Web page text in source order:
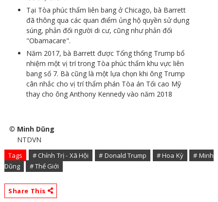
Tại Tòa phúc thẩm liên bang ở Chicago, bà Barrett
đã thông qua các quan điểm ủng hộ quyền sử dụng
súng, phản đối người di cư, cũng như phản đối
"Obamacare".
Năm 2017, bà Barrett được Tổng thống Trump bổ
nhiệm một vị trí trong Tòa phúc thẩm khu vực liên
bang số 7. Bà cũng là một lựa chọn khi ông Trump
cân nhắc cho vị trí thẩm phán Tòa án Tối cao Mỹ
thay cho ông Anthony Kennedy vào năm 2018
© Minh Dũng
NTDVN
Tags # Chính Trị - Xã Hội # Donald Trump # Hoa Kỳ
# Minh
Dũng
# Thế Giới
Share This